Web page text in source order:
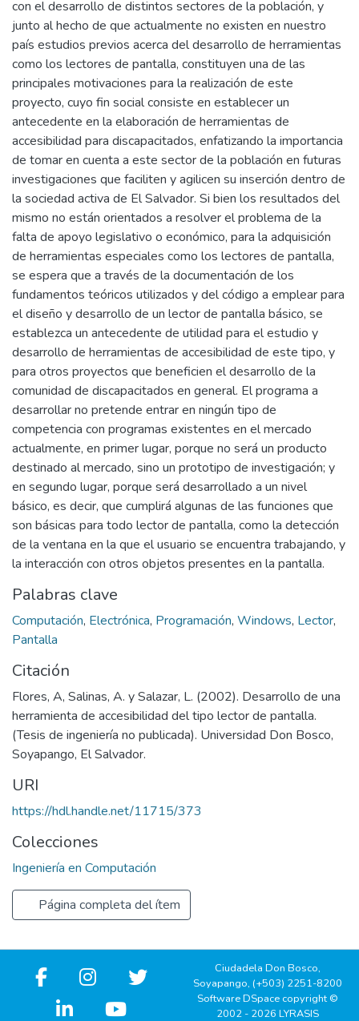
con el desarrollo de distintos sectores de la población, y
junto al hecho de que actualmente no existen en nuestro
país estudios previos acerca del desarrollo de herramientas
como los lectores de pantalla, constituyen una de las
principales motivaciones para la realización de este
proyecto, cuyo fin social consiste en establecer un
antecedente en la elaboración de herramientas de
accesibilidad para discapacitados, enfatizando la importancia
de tomar en cuenta a este sector de la población en futuras
investigaciones que faciliten y agilicen su inserción dentro de
la sociedad activa de El Salvador. Si bien los resultados del
mismo no están orientados a resolver el problema de la
falta de apoyo legislativo o económico, para la adquisición
de herramientas especiales como los lectores de pantalla,
se espera que a través de la documentación de los
fundamentos teóricos utilizados y del código a emplear para
el diseño y desarrollo de un lector de pantalla básico, se
establezca un antecedente de utilidad para el estudio y
desarrollo de herramientas de accesibilidad de este tipo, y
para otros proyectos que beneficien el desarrollo de la
comunidad de discapacitados en general. El programa a
desarrollar no pretende entrar en ningún tipo de
competencia con programas existentes en el mercado
actualmente, en primer lugar, porque no será un producto
destinado al mercado, sino un prototipo de investigación; y
en segundo lugar, porque será desarrollado a un nivel
básico, es decir, que cumplirá algunas de las funciones que
son básicas para todo lector de pantalla, como la detección
de la ventana en la que el usuario se encuentra trabajando, y
la interacción con otros objetos presentes en la pantalla.
Palabras clave
Computación, Electrónica, Programación, Windows, Lector,
Pantalla
Citación
Flores, A, Salinas, A. y Salazar, L. (2002). Desarrollo de una
herramienta de accesibilidad del tipo lector de pantalla.
(Tesis de ingeniería no publicada). Universidad Don Bosco,
Soyapango, El Salvador.
URI
https://hdl.handle.net/11715/373
Colecciones
Ingeniería en Computación
Página completa del ítem
Ciudadela Don Bosco,
Soyapango, (+503) 2251-8200
Software DSpace copyright ©
2002 - 2026 LYRASIS